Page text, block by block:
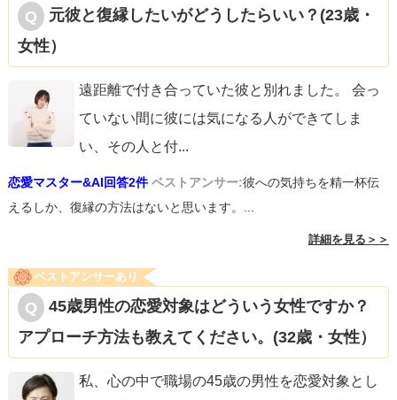
元彼と復縁したいがどうしたらいい？(23歳・
女性）
遠距離で付き合っていた彼と別れました。 会っ
ていない間に彼には気になる人ができてしま
い、その人と付...
恋愛マスター&AI回答2件 ベストアンサー:彼への気持ちを精一杯伝
えるしか、復縁の方法はないと思います。...
詳細を見る＞＞
ベストアンサーあり
45歳男性の恋愛対象はどういう女性ですか？
アプローチ方法も教えてください。(32歳・女性）
私、心の中で職場の45歳の男性を恋愛対象とし